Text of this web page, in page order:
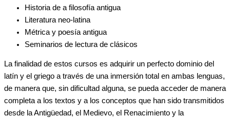
Historia de a filosofía antigua
Literatura neo-latina
Métrica y poesía antigua
Seminarios de lectura de clásicos
La finalidad de estos cursos es adquirir un perfecto dominio del
latín y el griego a través de una inmersión total en ambas lenguas,
de manera que, sin dificultad alguna, se pueda acceder de manera
completa a los textos y a los conceptos que han sido transmitidos
desde la Antigüedad, el Medievo, el Renacimiento y la